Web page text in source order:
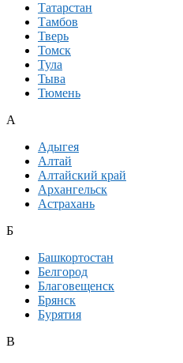
Татарстан
Тамбов
Тверь
Томск
Тула
Тыва
Тюмень
А
Адыгея
Алтай
Алтайский край
Архангельск
Астрахань
Б
Башкортостан
Белгород
Благовещенск
Брянск
Бурятия
В